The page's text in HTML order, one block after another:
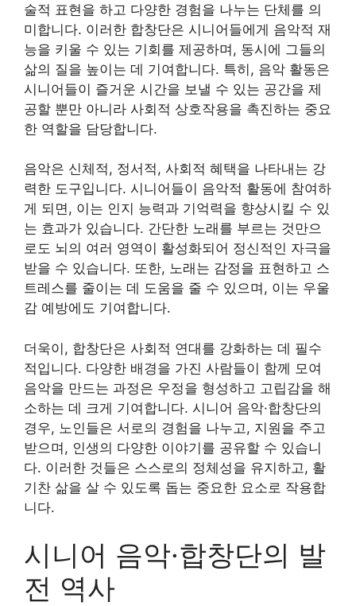
술적 표현을 하고 다양한 경험을 나누는 단체를 의
미합니다. 이러한 합창단은 시니어들에게 음악적 재
능을 키울 수 있는 기회를 제공하며, 동시에 그들의
삶의 질을 높이는 데 기여합니다. 특히, 음악 활동은
시니어들이 즐거운 시간을 보낼 수 있는 공간을 제
공할 뿐만 아니라 사회적 상호작용을 촉진하는 중요
한 역할을 담당합니다.
음악은 신체적, 정서적, 사회적 혜택을 나타내는 강
력한 도구입니다. 시니어들이 음악적 활동에 참여하
게 되면, 이는 인지 능력과 기억력을 향상시킬 수 있
는 효과가 있습니다. 간단한 노래를 부르는 것만으
로도 뇌의 여러 영역이 활성화되어 정신적인 자극을
받을 수 있습니다. 또한, 노래는 감정을 표현하고 스
트레스를 줄이는 데 도움을 줄 수 있으며, 이는 우울
감 예방에도 기여합니다.
더욱이, 합창단은 사회적 연대를 강화하는 데 필수
적입니다. 다양한 배경을 가진 사람들이 함께 모여
음악을 만드는 과정은 우정을 형성하고 고립감을 해
소하는 데 크게 기여합니다. 시니어 음악·합창단의
경우, 노인들은 서로의 경험을 나누고, 지원을 주고
받으며, 인생의 다양한 이야기를 공유할 수 있습니
다. 이러한 것들은 스스로의 정체성을 유지하고, 활
기찬 삶을 살 수 있도록 돕는 중요한 요소로 작용합
니다.
시니어 음악·합창단의 발
전 역사